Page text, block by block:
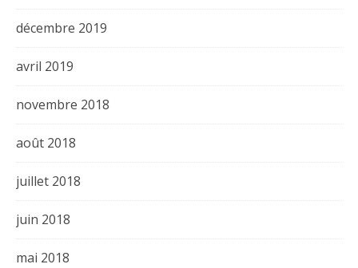
décembre 2019
avril 2019
novembre 2018
août 2018
juillet 2018
juin 2018
mai 2018